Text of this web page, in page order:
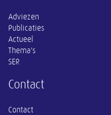
Adviezen
Publicaties
Actueel
Thema's
SER
Contact
Contact